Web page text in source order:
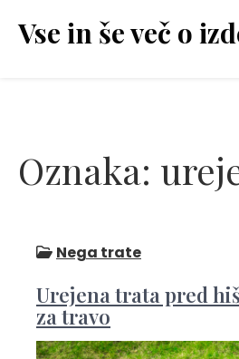
Vse in še več o
Oznaka:
Nega trate
Urejena trata pred
za travo